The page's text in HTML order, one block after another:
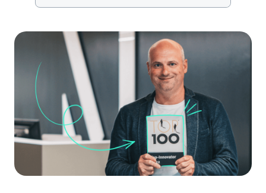
Referenzen
Branchen
Karriere
Über Uns